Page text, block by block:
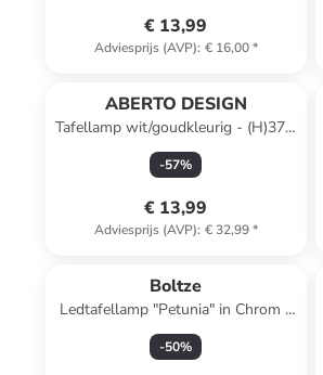
€ 13,99
Adviesprijs (AVP): € 16,00*
ABERTO DESIGN
Tafellamp wit/goudkleurig - (H)37 x
Ø 22 cm
-57%
€ 13,99
Adviesprijs (AVP): € 32,99*
Boltze
Ledtafellamp "Petunia" in Chrom -
(H)25,5 cm
-50%